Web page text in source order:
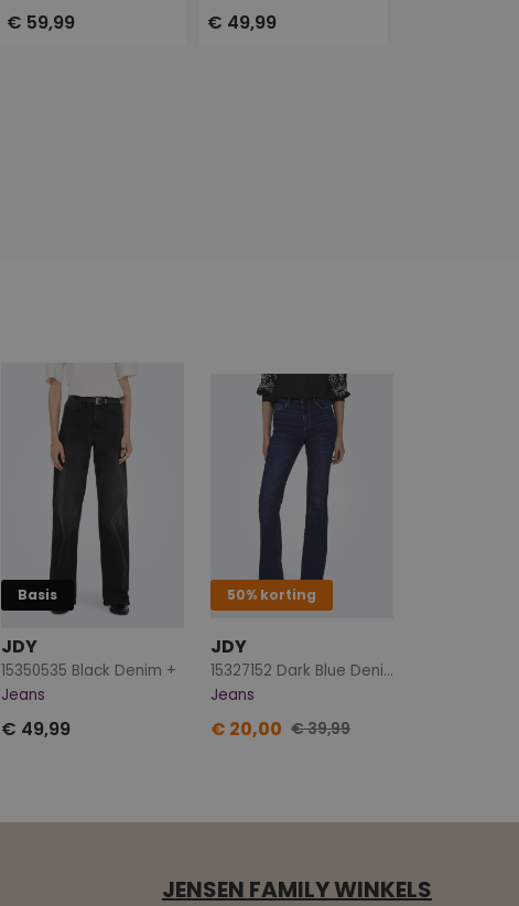
€ 59,99 € 49,99
Basis
JDY
15350535 Black Denim +
Jeans
€ 49,99
50% korting
JDY
15327152 Dark Blue Denim
Jeans
€ 20,00 € 39,99
JENSEN FAMILY WINKELS